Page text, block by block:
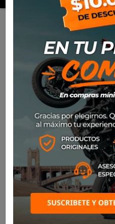
Productos
Casco Shark